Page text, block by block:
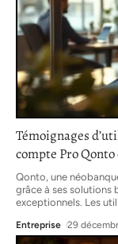
Témoignages
compte Pro
Qonto, une
grâce à ses solutions
exceptionnels. Les
Entreprise 29